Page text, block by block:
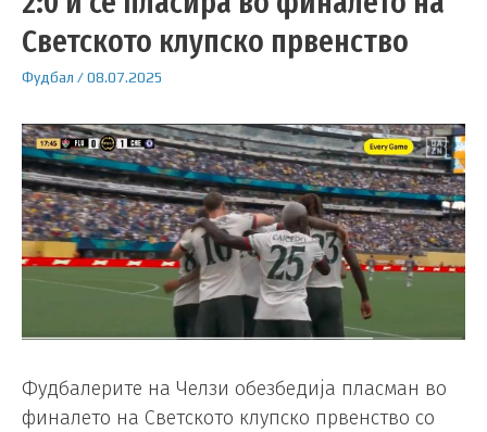
Светското клупско првенство
Фудбал /08.07.2025
Фудбалерите на Челзи обезбедија пласман во
финалето на Светското клупско првенство со